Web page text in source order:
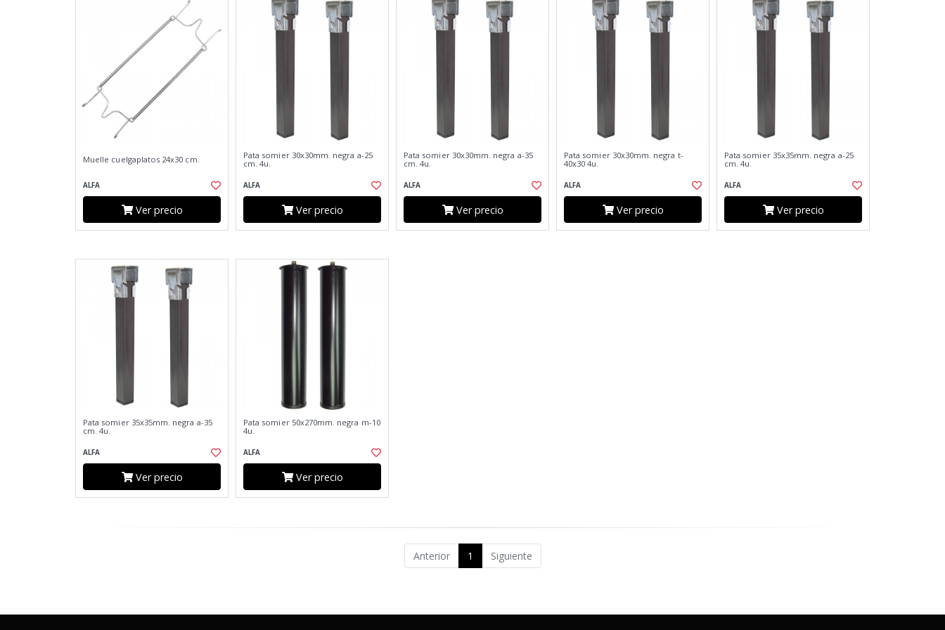
Muelle cuelgaplatos 24x30 cm.
ALFA
Ver precio
Pata somier 30x30mm. negra a-25
cm. 4u.
ALFA
Ver precio
Pata somier 30x30mm. negra a-35
cm. 4u.
ALFA
Ver precio
Pata somier 30x30mm. negra t-
40x30 4u.
ALFA
Ver precio
Pata somier 35x35mm. negra a-25
cm. 4u.
ALFA
Ver precio
Pata somier 35x35mm. negra a-35
cm. 4u.
ALFA
Ver precio
Pata somier 50x270mm. negra m-10
4u.
ALFA
Ver precio
Anterior 1 Siguiente